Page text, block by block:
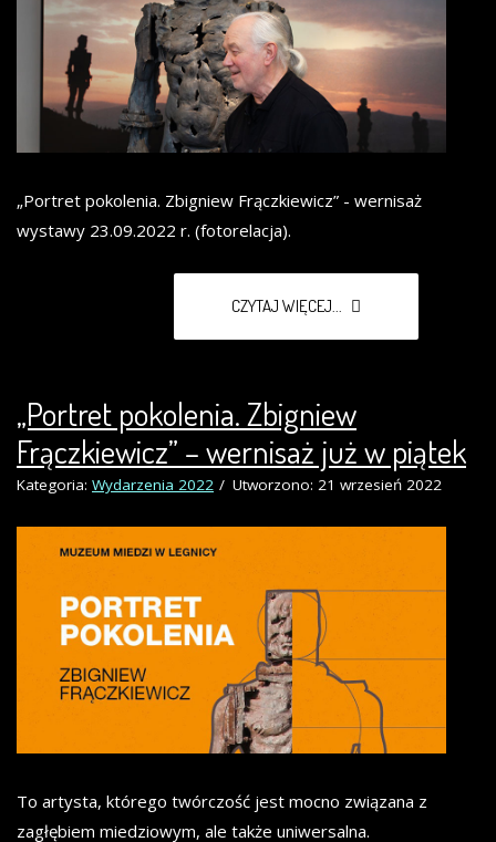
„Portret pokolenia. Zbigniew Frączkiewicz” - wernisaż
wystawy 23.09.2022 r. (fotorelacja).
CZYTAJ WIĘCEJ...
„Portret pokolenia. Zbigniew
Frączkiewicz” – wernisaż już w piątek
Kategoria: Wydarzenia 2022 Utworzono: 21 wrzesień 2022
To artysta, którego twórczość jest mocno związana z
zagłębiem miedziowym, ale także uniwersalna.